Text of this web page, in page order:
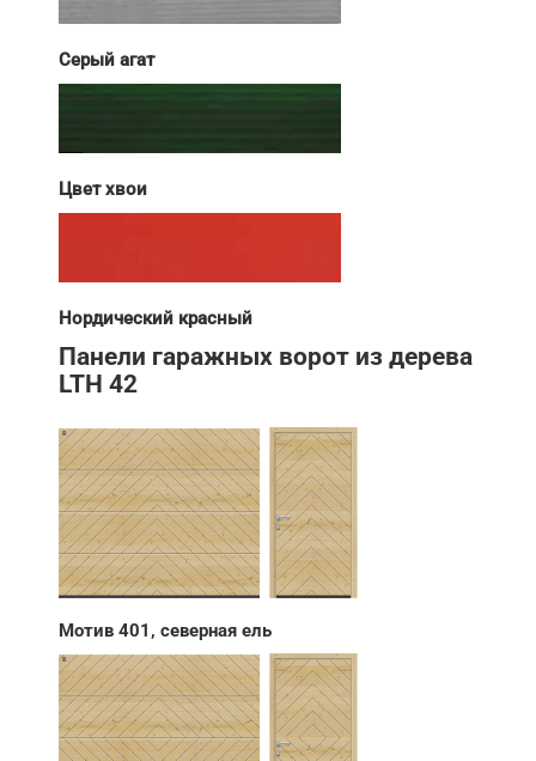
Серый агат
Цвет хвои
Нордический красный
Панели гаражных ворот из дерева
LTH 42
Мотив 401, северная ель